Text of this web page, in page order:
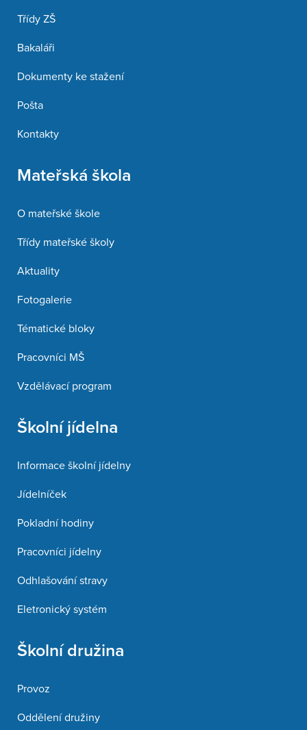
Třídy ZŠ
Bakaláři
Dokumenty ke stažení
Pošta
Kontakty
Mateřská škola
O mateřské škole
Třídy mateřské školy
Aktuality
Fotogalerie
Tématické bloky
Pracovníci MŠ
Vzdělávací program
Školní jídelna
Informace školní jídelny
Jídelníček
Pokladní hodiny
Pracovníci jídelny
Odhlašování stravy
Eletronický systém
Školní družina
Provoz
Oddělení družiny